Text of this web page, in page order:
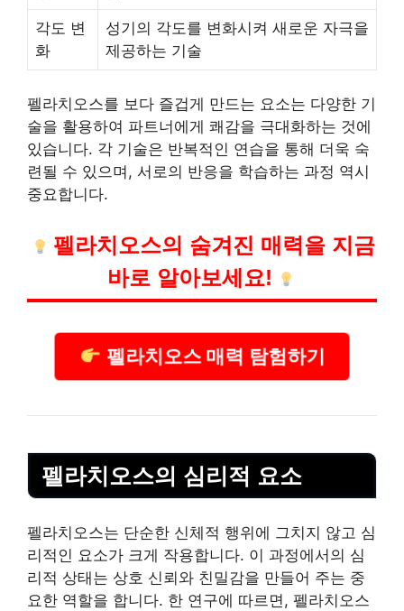
각도 변
화
성기의 각도를 변화시켜 새로운 자극을
제공하는 기술
펠라치오스를 보다 즐겁게 만드는 요소는 다양한 기
술을 활용하여 파트너에게 쾌감을 극대화하는 것에
있습니다. 각 기술은 반복적인 연습을 통해 더욱 숙
련될 수 있으며, 서로의 반응을 학습하는 과정 역시
중요합니다.
펠라치오스의 숨겨진 매력을 지금
바로 알아보세요!
펠라치오스 매력 탐험하기
펠라치오스의 심리적 요소
펠라치오스는 단순한 신체적 행위에 그치지 않고 심
리적인 요소가 크게 작용합니다. 이 과정에서의 심
리적 상태는 상호 신뢰와 친밀감을 만들어 주는 중
요한 역할을 합니다. 한 연구에 따르면, 펠라치오스